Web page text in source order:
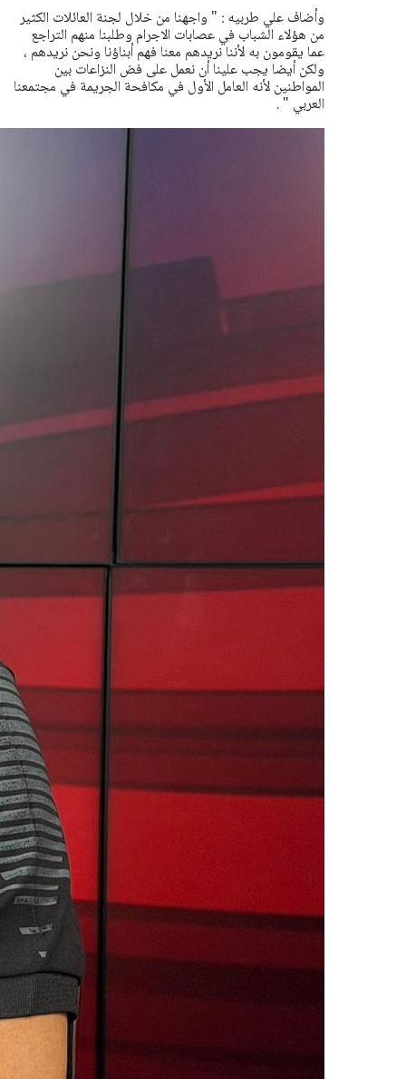
وأضاف علي طربيه : " واجهنا من خلال لجنة العائلات الكثير
من هؤلاء الشباب في عصابات الاجرام وطلبنا منهم التراجع
عما يقومون به لأننا نريدهم معنا فهم أبناؤنا ونحن نريدهم ،
ولكن أيضا يجب علينا أن نعمل على فض النزاعات بين
المواطنين لأنه العامل الأول في مكافحة الجريمة في مجتمعنا
العربي " .